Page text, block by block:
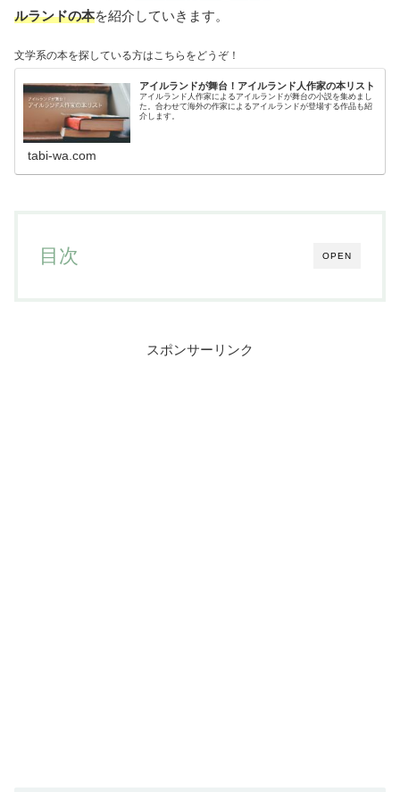
ルランドの本を紹介していきます。
文学系の本を探している方はこちらをどうぞ！
アイルランドが舞台！アイルランド人作家の本リスト
アイルランド人作家によるアイルランドが舞台の小説を集めまし
た。合わせて海外の作家によるアイルランドが登場する作品も紹
介します。
tabi-wa.com
OPEN
目次
スポンサーリンク